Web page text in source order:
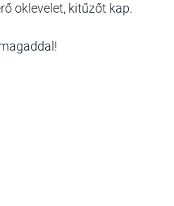
oklevelet, kitűzőt kap.